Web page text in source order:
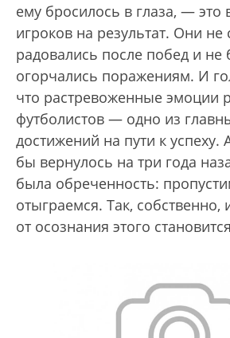
ему бросилось в глаза, — это
игроков на результат. Они не
радовались после побед и не
огорчались поражениям. И
что растревоженные эмоции
футболистов — одно из
достижений на пути к успеху.
бы вернулось на три года
была обреченность:
отыграемся. Так, собственно,
от осознания этого